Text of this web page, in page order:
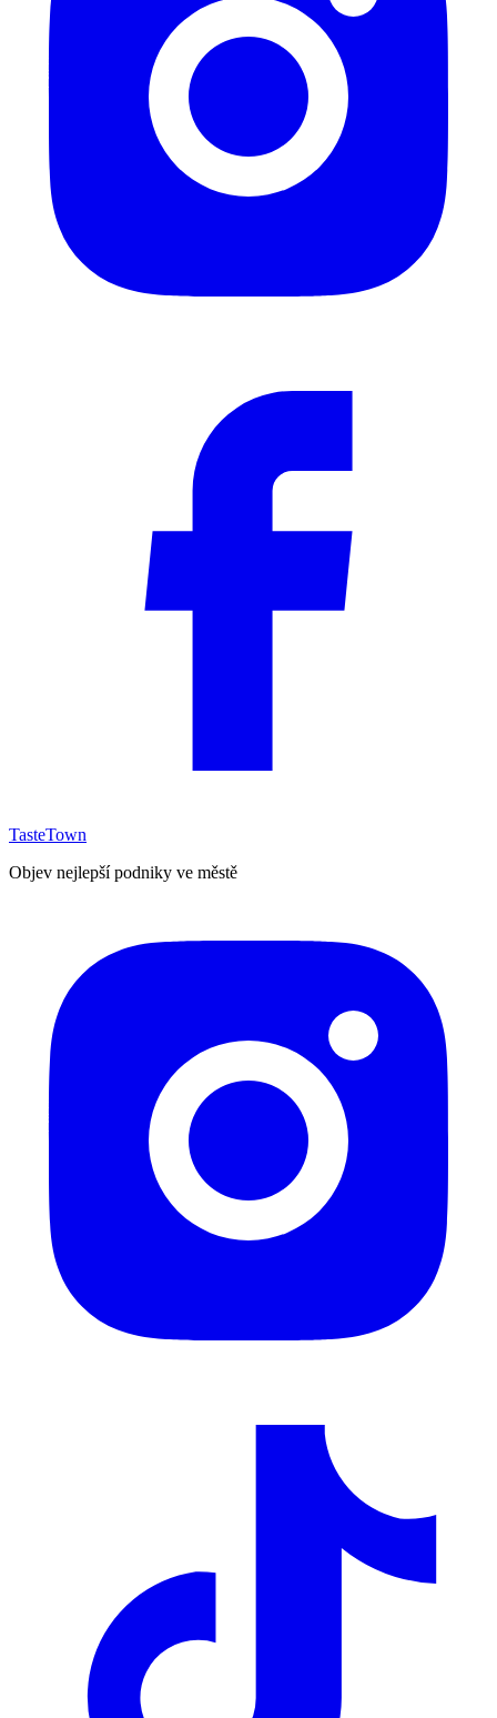
TasteTown
Objev nejlepší podniky ve městě